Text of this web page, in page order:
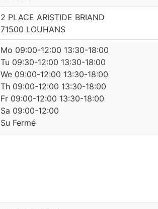
2 PLACE ARISTIDE BRIAND
71500 LOUHANS
Mo 09:00-12:00 13:30-18:00
Tu 09:30-12:00 13:30-18:00
We 09:00-12:00 13:30-18:00
Th 09:00-12:00 13:30-18:00
Fr 09:00-12:00 13:30-18:00
Sa 09:00-12:00
Su Fermé